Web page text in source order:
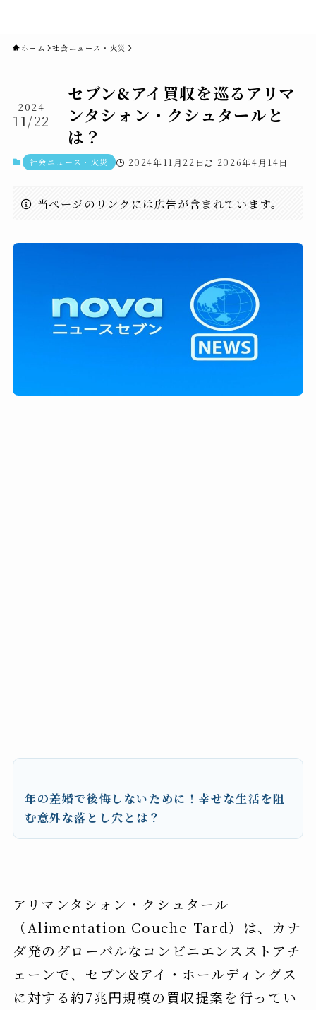
ホーム 社会ニュース・火災
セブン&アイ買収を巡るアリマ
ンタシォン・クシュタールと
は？
2024
11/22
社会ニュース・火災 2024年11月22日 2026年4月14日
当ページのリンクには広告が含まれています。
年の差婚で後悔しないために！幸せな生活を阻
む意外な落とし穴とは？
アリマンタシォン・クシュタール
（Alimentation Couche-Tard）は、カナ
ダ発のグローバルなコンビニエンスストアチ
ェーンで、セブン&アイ・ホールディングス
に対する約7兆円規模の買収提案を行ってい